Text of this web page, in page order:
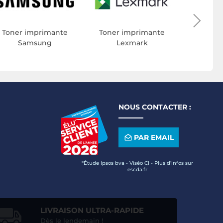
Toner imprimante
Samsung
Toner imprimante
Lexmark
NOUS CONTACTER :
PAR EMAIL
*Étude Ipsos bva - Viséo CI - Plus d’infos sur
escda.fr
LIVRAISON ULTRA-RAPIDE
Dès le lendemain !